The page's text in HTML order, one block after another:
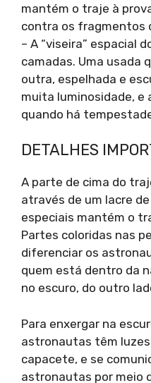
mantém o traje à
contra os fragmentos
– A “viseira” espacial
camadas. Uma usada
outra, espelhada e
muita luminosidade, e
quando há
DETALHES
A parte de cima do
através de um lacre
especiais mantém o
Partes coloridas nas
diferenciar os
quem está dentro da
no escuro, do outro
Para enxergar na
astronautas têm
capacete, e se
astronautas por meio